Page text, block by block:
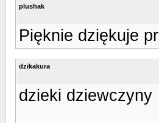
plushak
Pięknie dziękuje
dzikakura
dzieki dziewczyny